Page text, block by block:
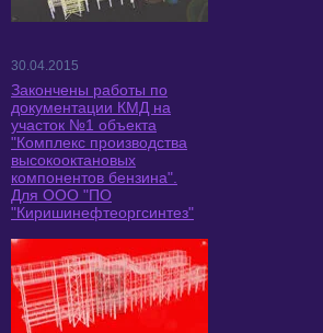
30.04.2015
Закончены работы по
документации КМД на
участок №1 объекта
"Комплекс производства
высокооктановых
компонентов бензина".
Для ООО "ПО
"Киришинефтеоргсинтез"